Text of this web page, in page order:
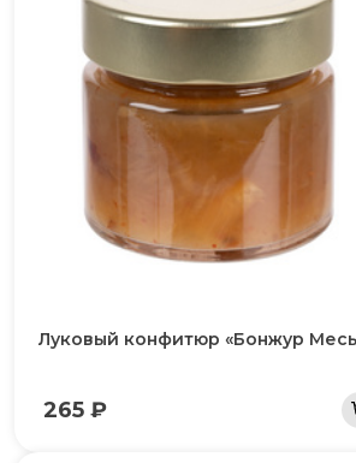
Луковый конфитюр «Бонжур
265 ₽